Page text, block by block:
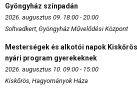
Gyöngyház színpadán
2026. augusztus 09. 18:00 - 20:00
Soltvadkert, Gyöngyház Művelődési Központ
Mesterségek és alkotói napok
nyári program gyerekeknek
2026. augusztus 10. 09:00 - 15:00
Kiskőrös, Hagyományok Háza